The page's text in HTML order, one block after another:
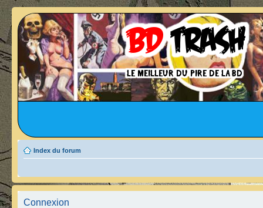
Index du forum
Connexion